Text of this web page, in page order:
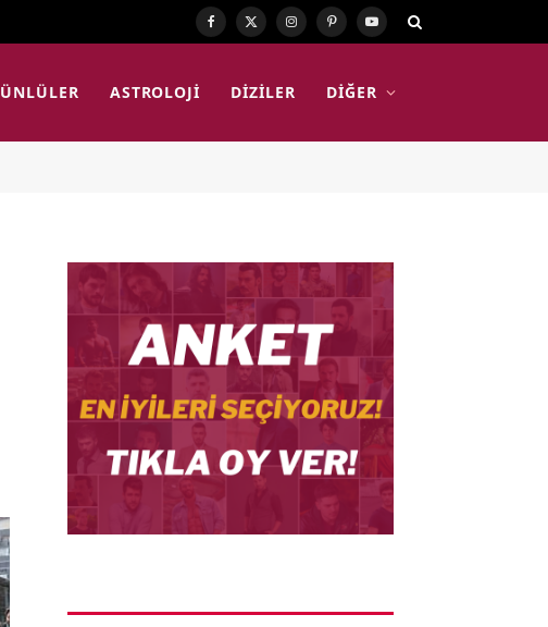
Facebook
X
Instagram
PinterestYouTube
ÜNLÜLER ASTROLOJI DIZILER DIĞER